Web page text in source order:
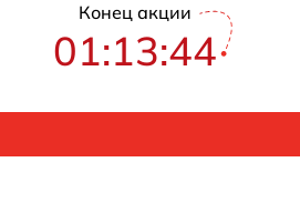
Конец акции
01:13:43